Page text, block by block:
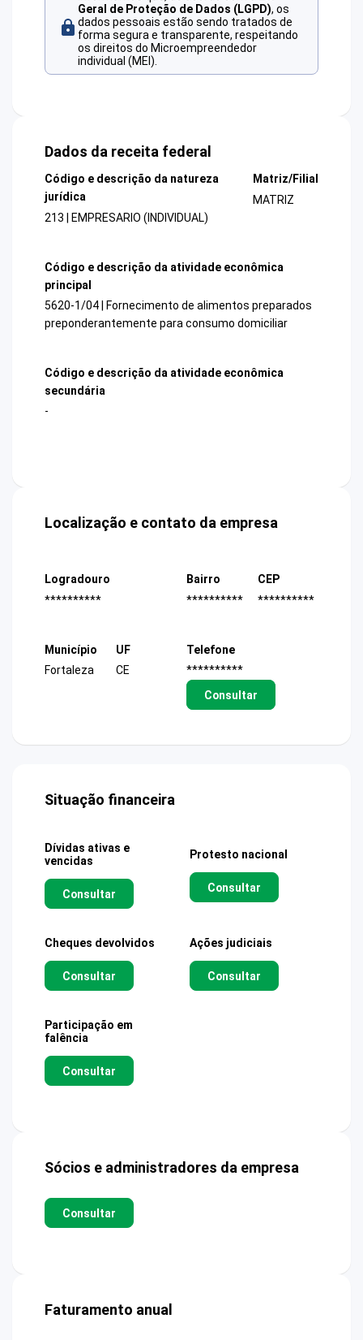
Geral de Proteção de Dados (LGPD), os
dados pessoais estão sendo tratados de
forma segura e transparente, respeitando
os direitos do Microempreendedor
individual (MEI).
Dados da receita federal
Código e descrição da natureza
jurídica
213 | EMPRESARIO (INDIVIDUAL)
Matriz/Filial
MATRIZ
Código e descrição da atividade econômica
principal
5620-1/04 | Fornecimento de alimentos preparados
preponderantemente para consumo domiciliar
Código e descrição da atividade econômica
secundária
-
Localização e contato da empresa
Logradouro
**********
Bairro
**********
CEP
**********
Município
Fortaleza
UF
CE
Telefone
**********
Consultar
Situação financeira
Dívidas ativas e
vencidas
Consultar
Protesto nacional
Consultar
Cheques devolvidos
Consultar
Ações judiciais
Consultar
Participação em
falência
Consultar
Sócios e administradores da empresa
Consultar
Faturamento anual